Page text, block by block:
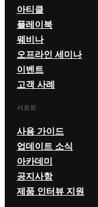
아티클
플레이북
웨비나
오프라인 세미나
이벤트
고객 사례
서포트
사용 가이드
업데이트 소식
아카데미
공지사항
제품 인터뷰 지원